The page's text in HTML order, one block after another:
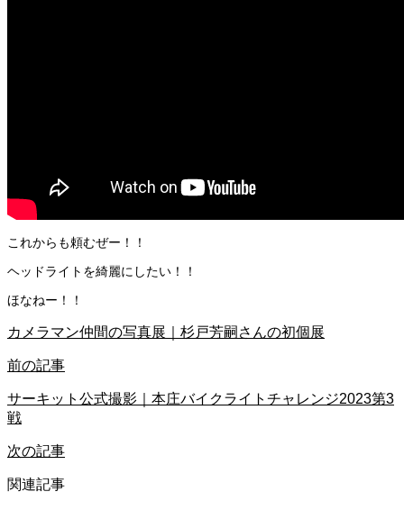
これからも頼むぜー！！
ヘッドライトを綺麗にしたい！！
ほなねー！！
カメラマン仲間の写真展｜杉戸芳嗣さんの初個展
前の記事
サーキット公式撮影｜本庄バイクライトチャレンジ2023第3
戦
次の記事
関連記事